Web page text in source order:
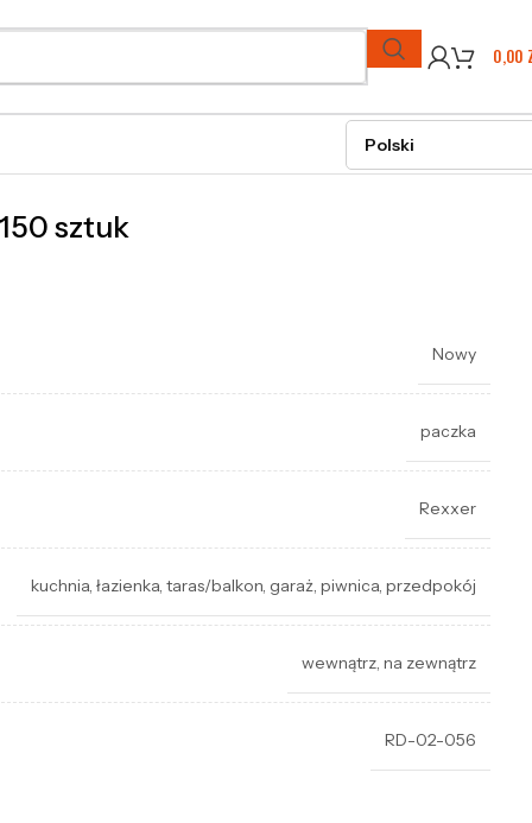
0,00
sztuk
Nowy
paczka
Rexxer
kuchnia, łazienka, taras/balkon, garaż, piwnica, przedpokój
wewnątrz, na zewnątrz
RD-02-056